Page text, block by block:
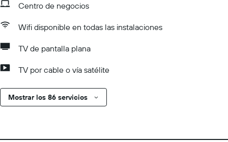
Centro de negocios
Wifi disponible en todas las instalaciones
TV de pantalla plana
TV por cable o vía satélite
Mostrar los 86 servicios